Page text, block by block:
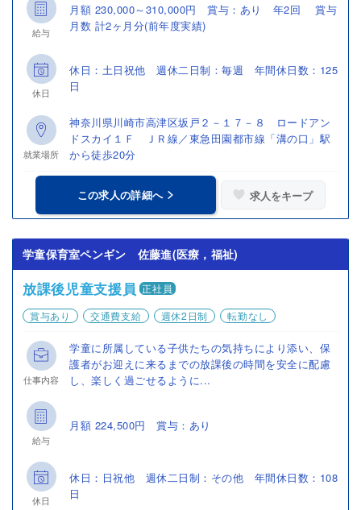
給与
月額 230,000～310,000円 賞与：あり 年2回 賞与
月数 計2ヶ月分(前年度実績)
休日
休日：土日祝他 週休二日制：毎週 年間休日数：125
日
就業場所
神奈川県川崎市高津区坂戸２－１７－８ ロードアン
ドスカイ１Ｆ ＪＲ線／東急田園都市線「溝の口」駅
から徒歩20分
この求人の詳細へ 求人をキープ
学童保育室ペンギン 佐藤進(医療，福祉)
放課後児童支援員 正社員
賞与あり
交通費支給 週休2日制 転勤なし
仕事内容
学童に所属している子供たちの気持ちにより添い、保
護者がお迎えに来るまでの放課後の時間を安全に配慮
し、楽しく過ごせるように...
給与
月額 224,500円 賞与：あり
休日
休日：日祝他 週休二日制：その他 年間休日数：108
日